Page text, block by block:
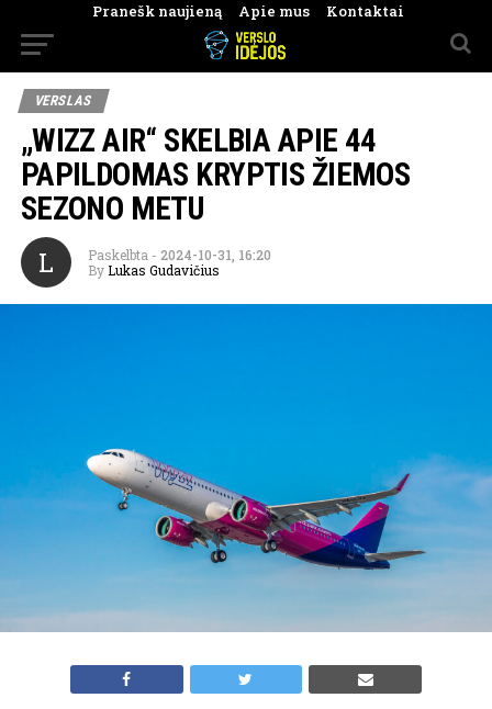
Pranešk naujieną Apie mus Kontaktai
VERSLAS
„WIZZ AIR“ SKELBIA APIE 44
PAPILDOMAS KRYPTIS ŽIEMOS
SEZONO METU
L Paskelbta - 2024-10-31, 16:20
By Lukas Gudavičius